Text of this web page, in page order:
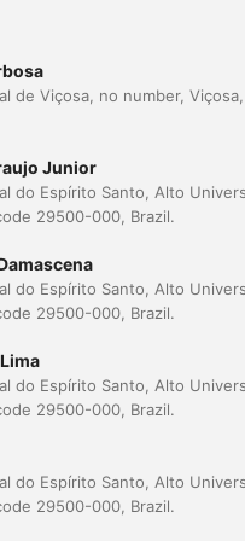
de Viçosa, no number,
Junior
do Espírito Santo, Alto
29500-000, Brazil.
do Espírito Santo, Alto
29500-000, Brazil.
do Espírito Santo, Alto
29500-000, Brazil.
do Espírito Santo, Alto
29500-000, Brazil.